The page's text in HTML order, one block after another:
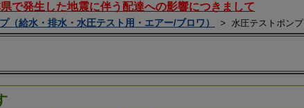
で発生した地震に伴う配達への影響につきまして
（給水・排水・水圧テスト用・エアー/ブロワ） > 水圧テストポンプ